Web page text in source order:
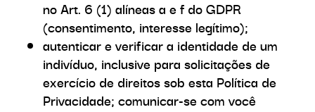
no Art. 6 (1) alíneas a e f do GDPR
(consentimento, interesse legítimo);
autenticar e verificar a identidade de um
indivíduo, inclusive para solicitações de
exercício de direitos sob esta Política de
Privacidade; comunicar-se com você